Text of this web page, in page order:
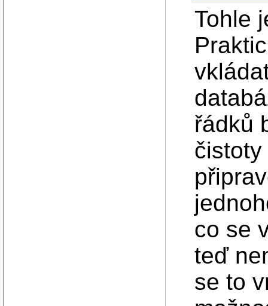
Tohle
řádků
co se
teď
se to